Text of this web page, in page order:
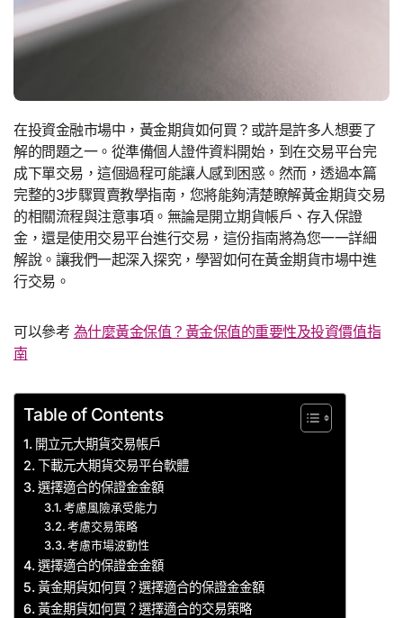
在投資金融市場中，黃金期貨如何買？或許是許多人想要了
解的問題之一。從準備個人證件資料開始，到在交易平台完
成下單交易，這個過程可能讓人感到困惑。然而，透過本篇
完整的3步驟買賣教學指南，您將能夠清楚瞭解黃金期貨交易
的相關流程與注意事項。無論是開立期貨帳戶、存入保證
金，還是使用交易平台進行交易，這份指南將為您一一詳細
解說。讓我們一起深入探究，學習如何在黃金期貨市場中進
行交易。
可以參考 為什麼黃金保值？黃金保值的重要性及投資價值指
南
Table of Contents
開立元大期貨交易帳戶
下載元大期貨交易平台軟體
選擇適合的保證金金額
考慮風險承受能力
考慮交易策略
考慮市場波動性
選擇適合的保證金金額
黃金期貨如何買？選擇適合的保證金金額
黃金期貨如何買？選擇適合的交易策略